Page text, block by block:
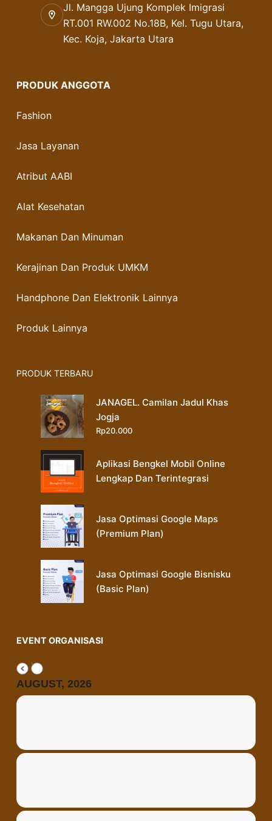
Jl. Mangga Ujung Komplek Imigrasi
RT.001 RW.002 No.18B, Kel. Tugu Utara,
Kec. Koja, Jakarta Utara
PRODUK ANGGOTA
Fashion
Jasa Layanan
Atribut AABI
Alat Kesehatan
Makanan Dan Minuman
Kerajinan Dan Produk UMKM
Handphone Dan Elektronik Lainnya
Produk Lainnya
PRODUK TERBARU
JANAGEL. Camilan Jadul Khas
Jogja
Rp20.000
Aplikasi Bengkel Mobil Online
Lengkap Dan Terintegrasi
Jasa Optimasi Google Maps
(Premium Plan)
Jasa Optimasi Google Bisnisku
(Basic Plan)
EVENT ORGANISASI
AUGUST, 2026